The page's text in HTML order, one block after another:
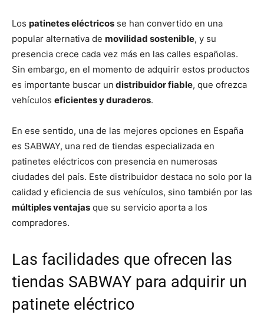
Los patinetes eléctricos se han convertido en una
popular alternativa de movilidad sostenible, y su
presencia crece cada vez más en las calles españolas.
Sin embargo, en el momento de adquirir estos productos
es importante buscar un distribuidor fiable, que ofrezca
vehículos eficientes y duraderos.
En ese sentido, una de las mejores opciones en España
es SABWAY, una red de tiendas especializada en
patinetes eléctricos con presencia en numerosas
ciudades del país. Este distribuidor destaca no solo por la
calidad y eficiencia de sus vehículos, sino también por las
múltiples ventajas que su servicio aporta a los
compradores.
Las facilidades que ofrecen las
tiendas SABWAY para adquirir un
patinete eléctrico